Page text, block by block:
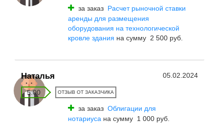
за заказ Расчет рыночной ставки
аренды для размещения
оборудования на технологической
кровле здания на сумму 2 500 руб.
Наталья 05.02.2024
5.00 ОТЗЫВ ОТ ЗАКАЗЧИКА
за заказ Облигации для
нотариуса на сумму 1 000 руб.